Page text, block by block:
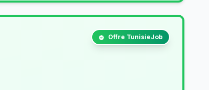
Offre TunisieJob